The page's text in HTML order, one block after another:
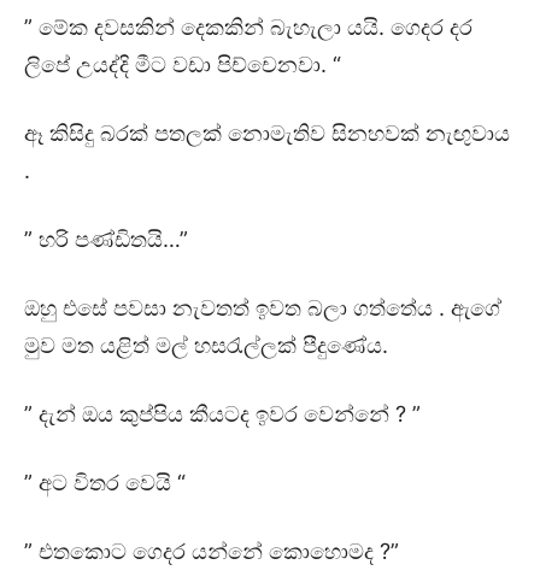
” මේක දවසකින් දෙකකින් බැහැලා යයි. ගෙදර දර
ලිපේ උයද්දි මීට වඩා පිච්චෙනවා. “
ඈ කිසිදු බරක් පතලක් නොමැතිව සිනහවක් නැඟුවාය
.
” හරි පණ්ඩිතයි…”
ඔහු එසේ පවසා නැවතත් ඉවත බලා ගත්තේය . ඇගේ
මුව මත යළිත් මල් හසරැල්ලක් පීදුණේය.
” දැන් ඔය කුප්පිය කීයටද ඉවර වෙන්නේ ? ”
” අට විතර වෙයි “
” එතකොට ගෙදර යන්නේ කොහොමද ?”